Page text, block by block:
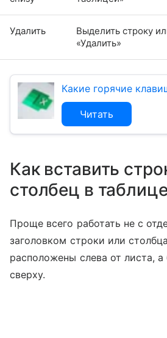
Удалить
Выделить строку
«Удалить»
Какие горячие
Читать
Как вставить
столбец в
Проще всего работать не с
заголовком строки или
расположены слева от листа,
сверху.